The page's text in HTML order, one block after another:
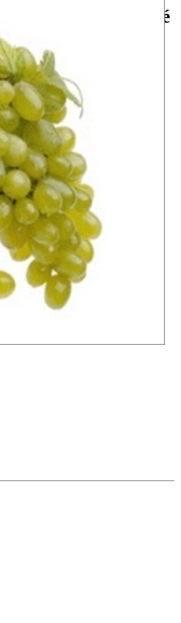
42, Hradec Králové
075